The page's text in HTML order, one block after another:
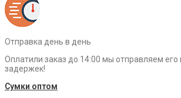
Отправка день в день
Оплатили заказ до 14:00 мы отправляем его
задержек!
Сумки оптом